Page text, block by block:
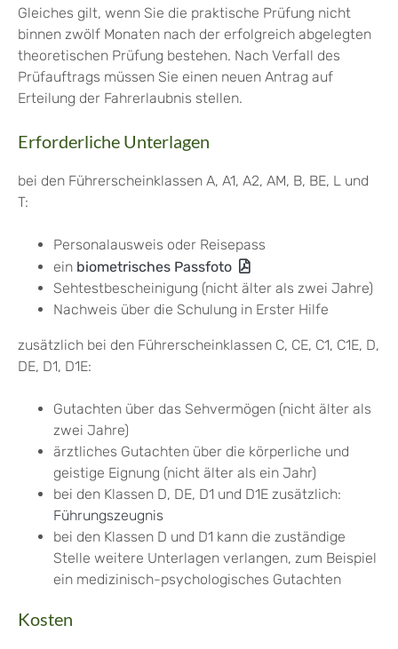
Gleiches gilt, wenn Sie die praktische Prüfung nicht
binnen zwölf Monaten nach der erfolgreich abgelegten
theoretischen Prüfung bestehen. Nach Verfall des
Prüfauftrags müssen Sie einen neuen Antrag auf
Erteilung der Fahrerlaubnis stellen.
Erforderliche Unterlagen
bei den Führerscheinklassen A, A1, A2, AM, B, BE, L und
T:
Personalausweis oder Reisepass
ein biometrisches Passfoto
Sehtestbescheinigung (nicht älter als zwei Jahre)
Nachweis über die Schulung in Erster Hilfe
zusätzlich bei den Führerscheinklassen C, CE, C1, C1E, D,
DE, D1, D1E:
Gutachten über das Sehvermögen (nicht älter als
zwei Jahre)
ärztliches Gutachten über die körperliche und
geistige Eignung (nicht älter als ein Jahr)
bei den Klassen D, DE, D1 und D1E zusätzlich:
Führungszeugnis
bei den Klassen D und D1 kann die zuständige
Stelle weitere Unterlagen verlangen, zum Beispiel
ein medizinisch-psychologisches Gutachten
Kosten